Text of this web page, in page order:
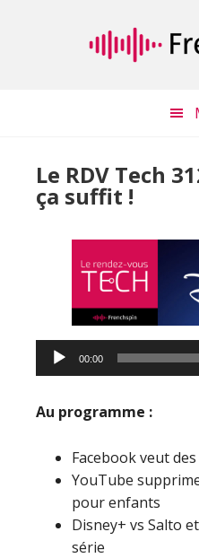
Le RDV Tech
ça suffit !
Lecteur
audio
00:00
Au programme :
Facebook veut
YouTube
pour enfants
Disney+ vs Salto
série